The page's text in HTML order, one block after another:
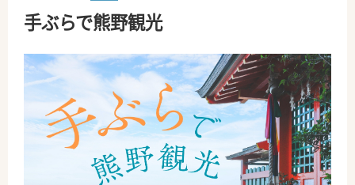
手ぶらで熊野観光